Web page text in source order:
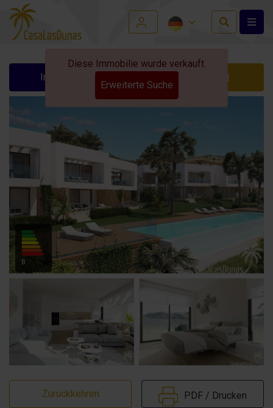
Info anfordern Kontakt
Diese Immobilie wurde verkauft.
Erweiterte Suche
B
Zurückkehren PDF / Drucken